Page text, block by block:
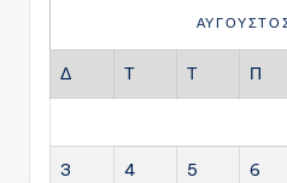
Δ Τ Τ Π
3 4 5 6